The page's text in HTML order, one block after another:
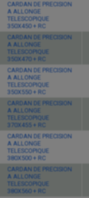
CARDAN DE PRECISION
A ALLONGE
TELESCOPIQUE
350X450 + RC
CARDAN DE PRECISION
A ALLONGE
TELESCOPIQUE
350X470 + RC
CARDAN DE PRECISION
A ALLONGE
TELESCOPIQUE
350X550 + RC
CARDAN DE PRECISION
A ALLONGE
TELESCOPIQUE
370X455 + RC
CARDAN DE PRECISION
A ALLONGE
TELESCOPIQUE
380X500 + RC
CARDAN DE PRECISION
A ALLONGE
TELESCOPIQUE
380X560 + RC